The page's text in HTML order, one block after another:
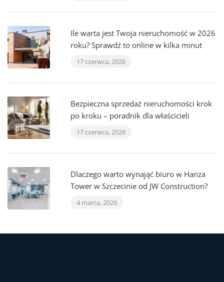
Ile warta jest Twoja nieruchomość w 2026
roku? Sprawdź to online w kilka minut
17 czerwca, 2026
Bezpieczna sprzedaż nieruchomości krok
po kroku – poradnik dla właścicieli
17 czerwca, 2026
Dlaczego warto wynająć biuro w Hanza
Tower w Szczecinie od JW Construction?
4 marca, 2026